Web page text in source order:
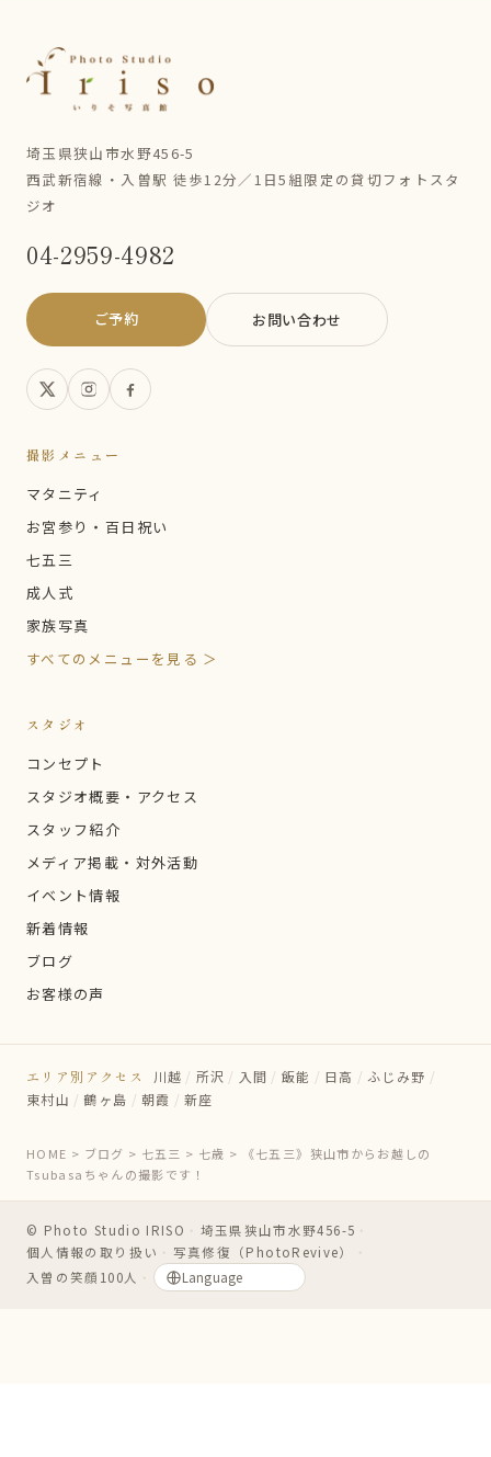
埼玉県狭山市水野456-5
西武新宿線・入曽駅 徒歩12分／1日5組限定の貸切フォトスタ
ジオ
04-2959-4982
ご予約 お問い合わせ
撮影メニュー
マタニティ
お宮参り・百日祝い
七五三
成人式
家族写真
すべてのメニューを見る ＞
スタジオ
コンセプト
スタジオ概要・アクセス
スタッフ紹介
メディア掲載・対外活動
イベント情報
新着情報
ブログ
お客様の声
エリア別アクセス 川越 / 所沢 / 入間 / 飯能 / 日高 / ふじみ野 /
東村山 / 鶴ヶ島 / 朝霞 / 新座
HOME > ブログ > 七五三 > 七歳 >
《七五三》狭山市からお越しの
Tsubasaちゃんの撮影です！
© Photo Studio IRISO ・ 埼玉県狭山市水野456-5 ・
個人情報の取り扱い ・ 写真修復（PhotoRevive）
・
入曽の笑顔100人 ・